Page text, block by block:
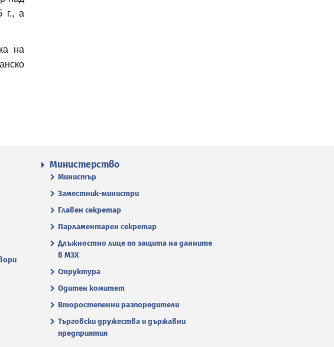
г., а
на
Министерство
Министър
Заместник-министри
Главен секретар
Парламентарен секретар
Длъжностно лице по защита на данните
в МЗХ
Структура
Одитен комитет
Второстепенни разпоредители
Търговски дружества и държавни
предприятия